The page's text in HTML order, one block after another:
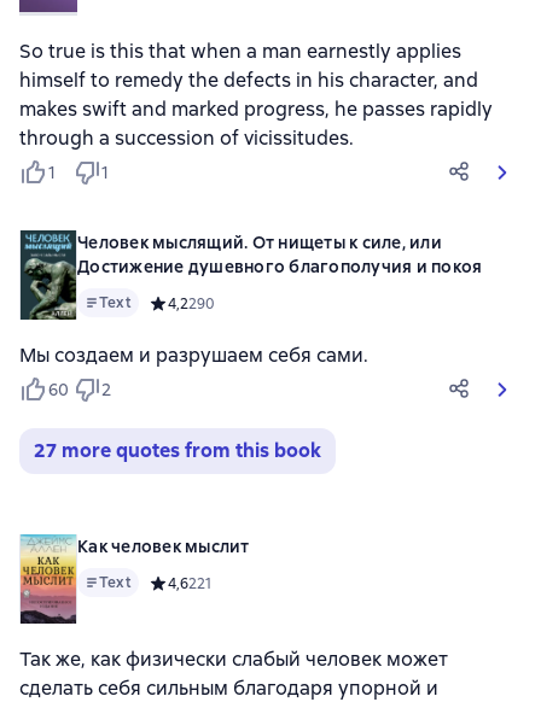
So true is this that when a man earnestly applies
himself to remedy the defects in his character, and
makes swift and marked progress, he passes rapidly
through a succession of vicissitudes.
1 1
Человек мыслящий. От нищеты к силе, или
Достижение душевного благополучия и покоя
Text Средний рейтинг 4,2 на основе 290 оценок
4,2290
Мы создаем и разрушаем себя сами.
60 2
27 more quotes from this book
Как человек мыслит
Text Средний рейтинг 4,6 на основе 221 оценок
4,6221
Так же, как физически слабый человек может
сделать себя сильным благодаря упорной и